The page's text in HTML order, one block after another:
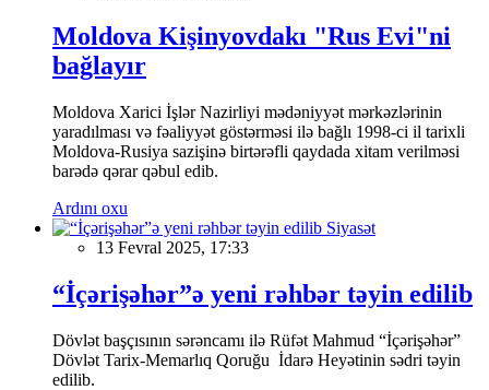
Moldova Kişinyovdakı "Rus Evi"ni
bağlayır
Moldova Xarici İşlər Nazirliyi mədəniyyət mərkəzlərinin
yaradılması və fəaliyyət göstərməsi ilə bağlı 1998-ci il tarixli
Moldova-Rusiya sazişinə birtərəfli qaydada xitam verilməsi
barədə qərar qəbul edib.
Ardını oxu
Siyasət
13 Fevral 2025, 17:33
“İçərişəhər”ə yeni rəhbər təyin edilib
Dövlət başçısının sərəncamı ilə Rüfət Mahmud “İçərişəhər”
Dövlət Tarix-Memarlıq Qoruğu İdarə Heyətinin sədri təyin
edilib.